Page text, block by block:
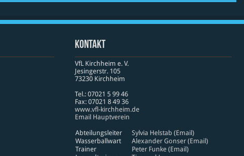
Kontakt
VfL Kirchheim e. V.
Jesinger­str. 105
73230 Kirch­heim
Tel.: 07021 5 99 46
Fax: 07021 8 49 36
www​.vfl​-kirch​heim​.de
Email Hauptverein
Abteilungsleiter
Sylvia Helstab (Email)
Wasserballwart
Alexander Gonser (Email)
Trainer
Peter Funke (Email)